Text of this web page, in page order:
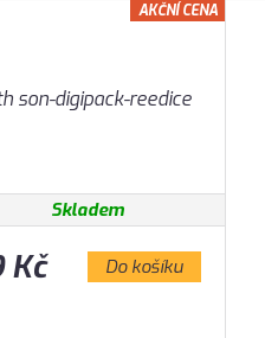
son-digipack-reedice
Skladem
Kč Do košíku
AKČNÍ CENA